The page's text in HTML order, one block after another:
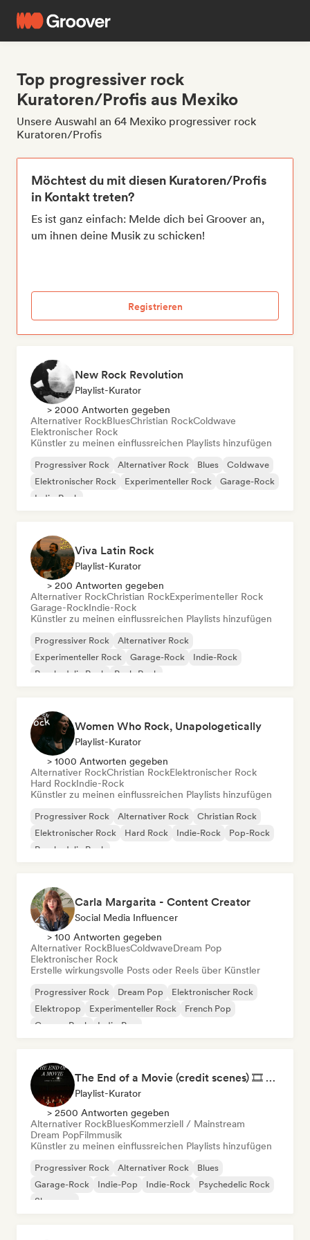
Top progressiver rock
Kuratoren/Profis aus Mexiko
Unsere Auswahl an 64 Mexiko progressiver rock
Kuratoren/Profis
Möchtest du mit diesen Kuratoren/Profis
in Kontakt treten?
Es ist ganz einfach: Melde dich bei Groover an,
um ihnen deine Musik zu schicken!
Registrieren
New Rock Revolution
Playlist-Kurator
> 2000 Antworten gegeben
Alternativer RockBluesChristian RockColdwave
Elektronischer Rock
Künstler zu meinen einflussreichen Playlists hinzufügen
Progressiver Rock Alternativer Rock Blues
Coldwave
Elektronischer Rock
Experimenteller Rock
Garage-Rock
Indie-Rock
Viva Latin Rock
Playlist-Kurator
> 200 Antworten gegeben
Alternativer RockChristian RockExperimenteller Rock
Garage-RockIndie-Rock
Künstler zu meinen einflussreichen Playlists hinzufügen
Progressiver Rock
Alternativer Rock
Experimenteller Rock
Garage-Rock
Indie-Rock
Psychedelic Rock
Punk-Rock
Women Who Rock, Unapologetically
Playlist-Kurator
> 1000 Antworten gegeben
Alternativer RockChristian RockElektronischer Rock
Hard RockIndie-Rock
Künstler zu meinen einflussreichen Playlists hinzufügen
Progressiver Rock Alternativer Rock
Christian Rock
Elektronischer Rock
Hard Rock Indie-Rock
Pop-Rock
Psychedelic Rock
Carla Margarita - Content Creator
Social Media Influencer
> 100 Antworten gegeben
Alternativer RockBluesColdwaveDream Pop
Elektronischer Rock
Erstelle wirkungsvolle Posts oder Reels über Künstler
Progressiver Rock Dream Pop
Elektronischer Rock
Elektropop
Experimenteller Rock
French Pop
Garage-Rock
Indie-Pop
The End of a Movie (credit scenes) 🎞️ Cinematic Dream Pop & Bedroom Indie
Playlist-Kurator
> 2500 Antworten gegeben
Alternativer RockBluesKommerziell / Mainstream
Dream PopFilmmusik
Künstler zu meinen einflussreichen Playlists hinzufügen
Progressiver Rock Alternativer Rock
Blues
Garage-Rock
Indie-Pop Indie-Rock
Psychedelic Rock
Shoegaze